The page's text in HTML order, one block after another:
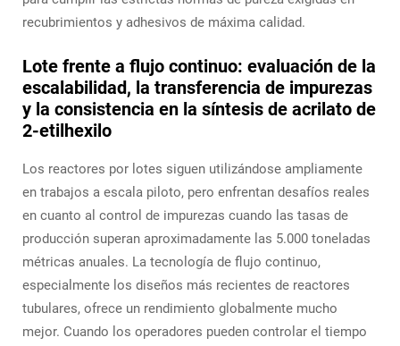
recubrimientos y adhesivos de máxima calidad.
Lote frente a flujo continuo: evaluación de la
escalabilidad, la transferencia de impurezas
y la consistencia en la síntesis de acrilato de
2-etilhexilo
Los reactores por lotes siguen utilizándose ampliamente
en trabajos a escala piloto, pero enfrentan desafíos reales
en cuanto al control de impurezas cuando las tasas de
producción superan aproximadamente las 5.000 toneladas
métricas anuales. La tecnología de flujo continuo,
especialmente los diseños más recientes de reactores
tubulares, ofrece un rendimiento globalmente mucho
mejor. Cuando los operadores pueden controlar el tiempo